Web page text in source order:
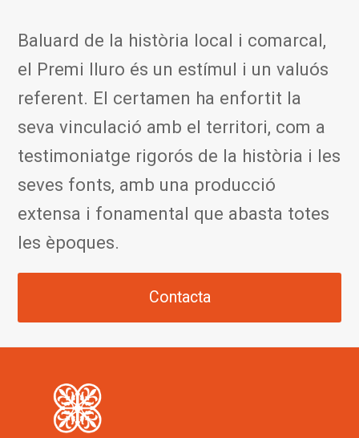
Baluard de la història local i comarcal,
el Premi Iluro és un estímul i un valuós
referent. El certamen ha enfortit la
seva vinculació amb el territori, com a
testimoniatge rigorós de la història i les
seves fonts, amb una producció
extensa i fonamental que abasta totes
les èpoques.
Contacta